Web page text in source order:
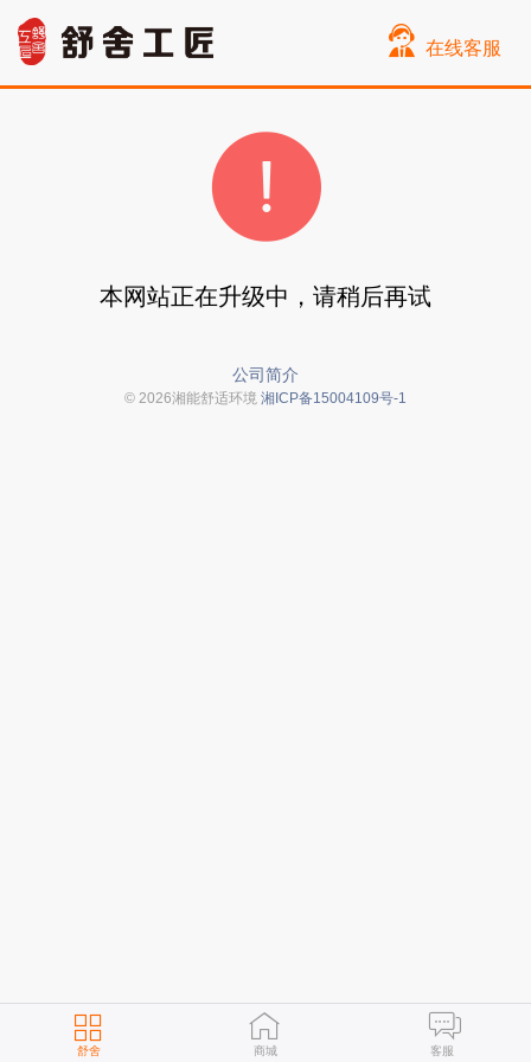
舒舍 商城 客服
在线客服
本网站正在升级中，请稍后再试
公司简介
© 2026湘能舒适环境 湘ICP备15004109号-1